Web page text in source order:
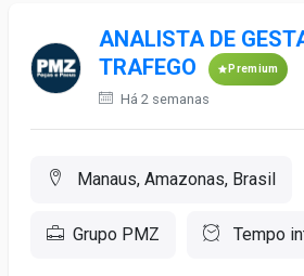
ANALISTA DE
TRAFEGO
Premium
Há 2 semanas
Manaus, Amazonas, Brasil
Grupo PMZ Tempo